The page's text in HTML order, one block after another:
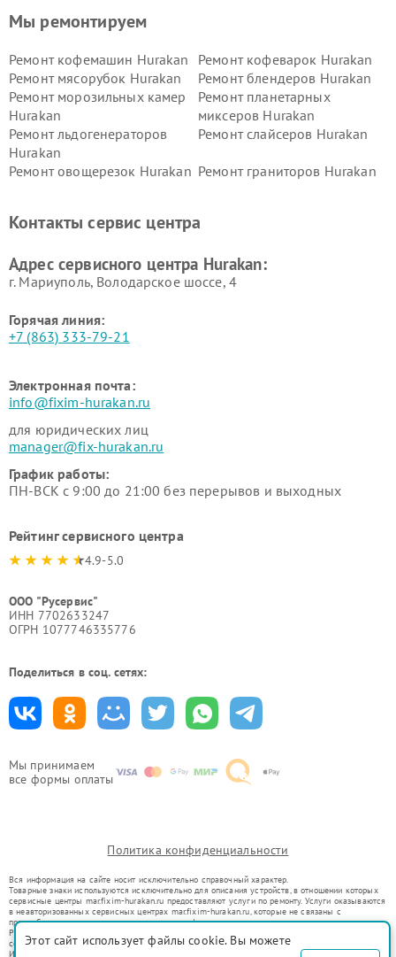
Мы принимаем
все формы оплаты
Мы ремонтируем
Ремонт кофемашин Hurakan
Ремонт кофеварок Hurakan
Ремонт мясорубок Hurakan
Ремонт блендеров Hurakan
Ремонт морозильных камер
Hurakan
Ремонт планетарных
миксеров Hurakan
Ремонт льдогенераторов
Hurakan
Ремонт слайсеров Hurakan
Ремонт овощерезок Hurakan Ремонт граниторов Hurakan
Hurakan
Контакты сервис центра
Адрес сервисного центра Hurakan:
г. Мариуполь, Володарское шоссе, 4
Горячая линия:
+7 (863) 333-79-21
Электронная почта:
info@fixim-hurakan.ru
для юридических лиц
manager@fix-hurakan.ru
График работы:
ПН-ВСК с 9:00 до 21:00 без перерывов и выходных
Рейтинг сервисного центра
4.9-5.0
ООО "Русервис"
ИНН 7702633247
ОГРН 1077746335776
Поделиться в соц. сетях:
Политика конфиденциальности
Вся информация на сайте носит исключительно справочный характер.
Товарные знаки используются исключительно для описания устройств, в отношении которых
сервисные центры mar.fixim-hurakan.ru предоставляют услуги по ремонту. Услуги оказываются
в неавторизованных сервисных центрах mar.fixim-hurakan.ru, которые не связаны с
правообладателями товарных знаков или их официальными представителями.
Ремонт осуществляется для устройств, уже введенных в гражданский оборот в соответствии
со статьей 1487 ГК РФ.
Использование товарных знаков не преследует цели индивидуализации услуг или введения
Этот сайт использует файлы cookie. Вы можете